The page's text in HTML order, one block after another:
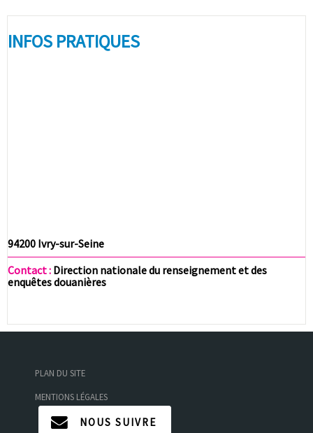
INFOS PRATIQUES
94200 Ivry-sur-Seine
Contact : Direction nationale du renseignement et des
enquêtes douanières
PLAN DU SITE
MENTIONS LÉGALES
NOUS SUIVRE